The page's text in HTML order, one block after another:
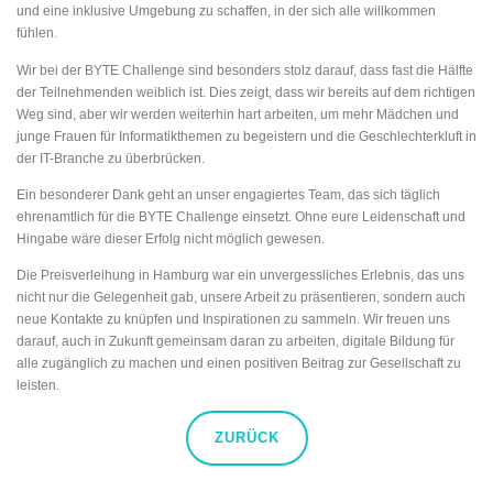
und eine inklusive Umgebung zu schaffen, in der sich alle willkommen
fühlen.
Wir bei der BYTE Challenge sind besonders stolz darauf, dass fast die Hälfte
der Teilnehmenden weiblich ist. Dies zeigt, dass wir bereits auf dem richtigen
Weg sind, aber wir werden weiterhin hart arbeiten, um mehr Mädchen und
junge Frauen für Informatikthemen zu begeistern und die Geschlechterkluft in
der IT-Branche zu überbrücken.
Ein besonderer Dank geht an unser engagiertes Team, das sich täglich
ehrenamtlich für die BYTE Challenge einsetzt. Ohne eure Leidenschaft und
Hingabe wäre dieser Erfolg nicht möglich gewesen.
Die Preisverleihung in Hamburg war ein unvergessliches Erlebnis, das uns
nicht nur die Gelegenheit gab, unsere Arbeit zu präsentieren, sondern auch
neue Kontakte zu knüpfen und Inspirationen zu sammeln. Wir freuen uns
darauf, auch in Zukunft gemeinsam daran zu arbeiten, digitale Bildung für
alle zugänglich zu machen und einen positiven Beitrag zur Gesellschaft zu
leisten.
ZURÜCK